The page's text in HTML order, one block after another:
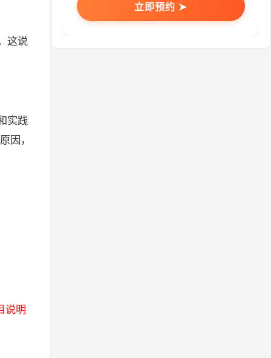
这说
实践
因，
说明
立即预约 ➤